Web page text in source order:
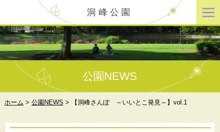
洞峰公園
公園NEWS
ホーム > 公園NEWS > 【洞峰さんぽ ～いいとこ発見～】vol.1